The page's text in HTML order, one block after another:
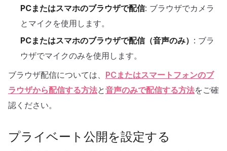
PCまたはスマホのブラウザで配信: ブラウザでカメラ
とマイクを使用します。
PCまたはスマホのブラウザで配信（音声のみ） : ブラ
ウザでマイクのみを使用します。
ブラウザ配信については、 PCまたはスマートフォンのブ
ラウザから配信する方法と音声のみで配信する方法をご確
認ください。
プライベート公開を設定する